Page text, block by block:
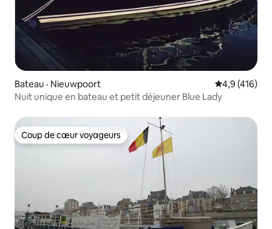
Bateau · Nieuwpoort Note
4,9 (416)
Nuit unique en bateau et petit déjeuner Blue Lady
Coup de cœur voyageurs
Coup de cœur voyageurs